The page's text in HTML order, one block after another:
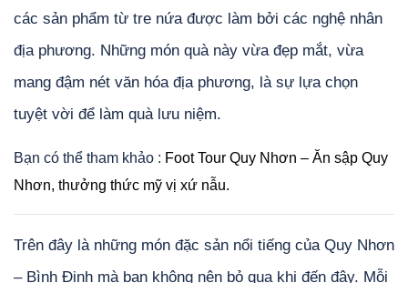
các sản phẩm từ tre nứa được làm bởi các nghệ nhân
địa phương. Những món quà này vừa đẹp mắt, vừa
mang đậm nét văn hóa địa phương, là sự lựa chọn
tuyệt vời để làm quà lưu niệm.
Bạn có thể tham khảo : Foot Tour Quy Nhơn – Ăn sập Quy
Nhơn, thưởng thức mỹ vị xứ nẫu.
Trên đây là những món đặc sản nổi tiếng của Quy Nhơn
– Bình Định mà bạn không nên bỏ qua khi đến đây. Mỗi